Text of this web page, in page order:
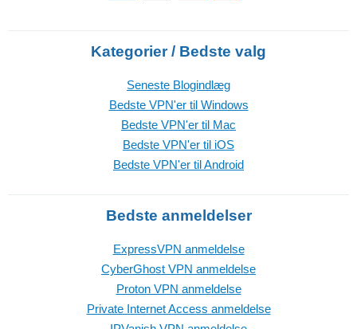
Kategorier / Bedste valg
Seneste Blogindlæg
Bedste VPN'er til Windows
Bedste VPN'er til Mac
Bedste VPN'er til iOS
Bedste VPN'er til Android
Bedste anmeldelser
ExpressVPN anmeldelse
CyberGhost VPN anmeldelse
Proton VPN anmeldelse
Private Internet Access anmeldelse